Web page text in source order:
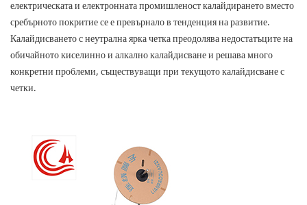
електрическата и електронната промишленост калайдирането вместо
сребърното покритие се е превърнало в тенденция на развитие.
Калайдисването с неутрална ярка четка преодолява недостатъците на
обичайното киселинно и алкално калайдисване и решава много
конкретни проблеми, съществуващи при текущото калайдисване с
четки.